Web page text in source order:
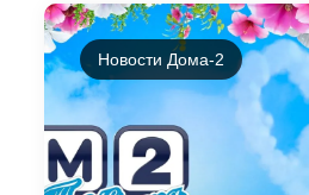
Новости Дома-2